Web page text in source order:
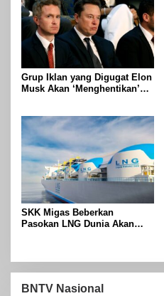
Grup Iklan yang Digugat Elon
Musk Akan ‘Menghentikan’
SKK Migas Beberkan
Pasokan LNG Dunia Akan
BNTV Nasional